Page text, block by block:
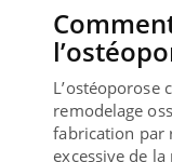
L’ostéoporose
remodelage
fabrication par
excessive de la